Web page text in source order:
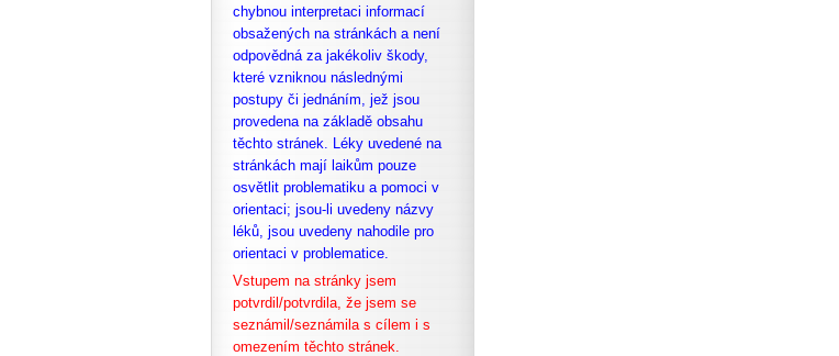
chybnou interpretaci informací
obsažených na stránkách a není
odpovědná za jakékoliv škody,
které vzniknou následnými
postupy či jednáním, jež jsou
provedena na základě obsahu
těchto stránek. Léky uvedené na
stránkách mají laikům pouze
osvětlit problematiku a pomoci v
orientaci; jsou-li uvedeny názvy
léků, jsou uvedeny nahodile pro
orientaci v problematice.
Vstupem na stránky jsem
potvrdil/potvrdila, že jsem se
seznámil/seznámila s cílem i s
omezením těchto stránek.